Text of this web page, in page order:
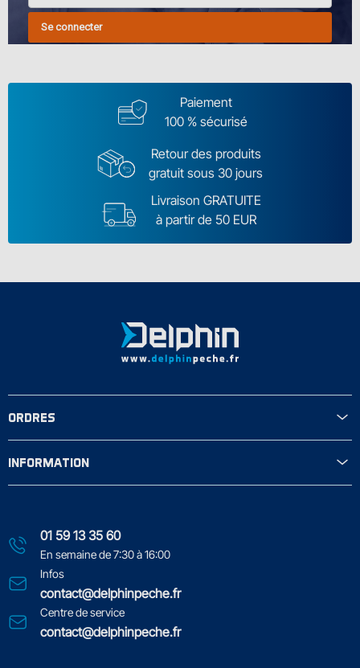
Se connecter
Paiement
100 % sécurisé
Retour des produits
gratuit sous 30 jours
Livraison GRATUITE
à partir de 50 EUR
01 59 13 35 60
En semaine de 7:30 à 16:00
Infos
contact@delphinpeche.fr
Centre de service
contact@delphinpeche.fr
ORDRES
INFORMATION